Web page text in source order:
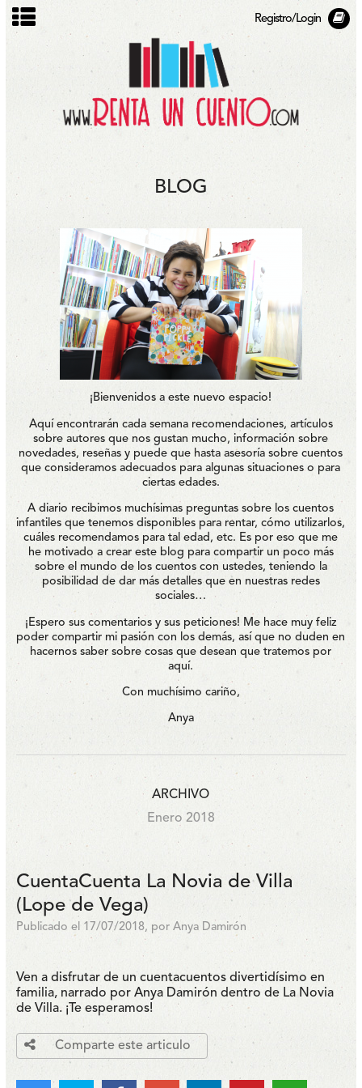
Registro/Login
BLOG
¡Bienvenidos a este nuevo espacio!
Aquí encontrarán cada semana recomendaciones, artículos
sobre autores que nos gustan mucho, información sobre
novedades, reseñas y puede que hasta asesoría sobre cuentos
que consideramos adecuados para algunas situaciones o para
ciertas edades.
A diario recibimos muchísimas preguntas sobre los cuentos
infantiles que tenemos disponibles para rentar, cómo utilizarlos,
cuáles recomendamos para tal edad, etc. Es por eso que me
he motivado a crear este blog para compartir un poco más
sobre el mundo de los cuentos con ustedes, teniendo la
posibilidad de dar más detalles que en nuestras redes
sociales…
¡Espero sus comentarios y sus peticiones! Me hace muy feliz
poder compartir mi pasión con los demás, así que no duden en
hacernos saber sobre cosas que desean que tratemos por
aquí.
Con muchísimo cariño,
Anya
ARCHIVO
Enero 2018
CuentaCuenta La Novia de Villa
(Lope de Vega)
Publicado el 17/07/2018, por Anya Damirón
Ven a disfrutar de un cuentacuentos divertidísimo en
familia, narrado por Anya Damirón dentro de La Novia
de Villa. ¡Te esperamos!
Comparte este articulo